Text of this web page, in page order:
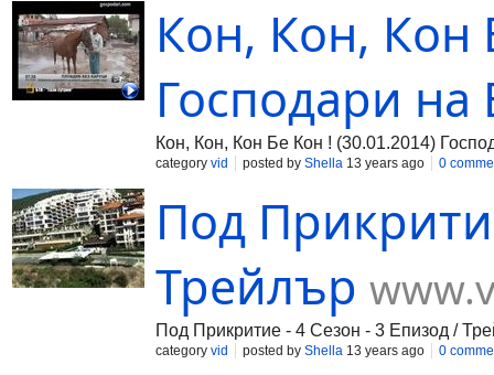
Кон, Кон, Кон
Господари на
Кон, Кон, Кон Бе Кон ! (30.01.2014)
category vid posted by Shella 13 years ago 0
Под
Трейлър
Под Прикритие - 4 Сезон - 3 Епизод /
category vid posted by Shella 13 years ago 0